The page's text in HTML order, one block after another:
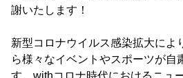
謝いたします！
新型コロナウイルス感染拡大によ
ら様々なイベントやスポーツが自
す。withコロナ時代におけるニュ